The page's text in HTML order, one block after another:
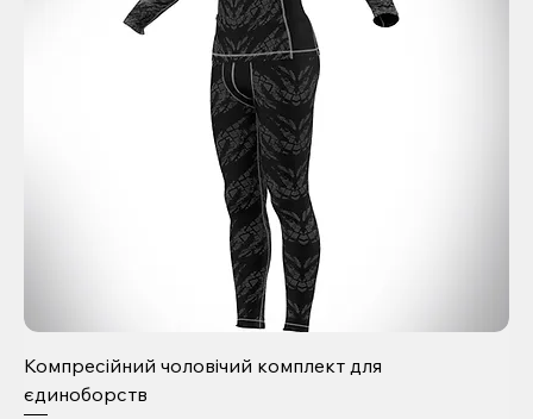
Компресійний чоловічий комплект для
єдиноборств